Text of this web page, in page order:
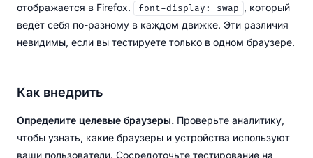
отображается в Firefox.
font-display: swap , который
ведёт себя по-разному в каждом движке. Эти различия
невидимы, если вы тестируете только в одном браузере.
Как внедрить
Определите целевые браузеры. Проверьте аналитику,
чтобы узнать, какие браузеры и устройства используют
ваши пользователи. Сосредоточьте тестирование на